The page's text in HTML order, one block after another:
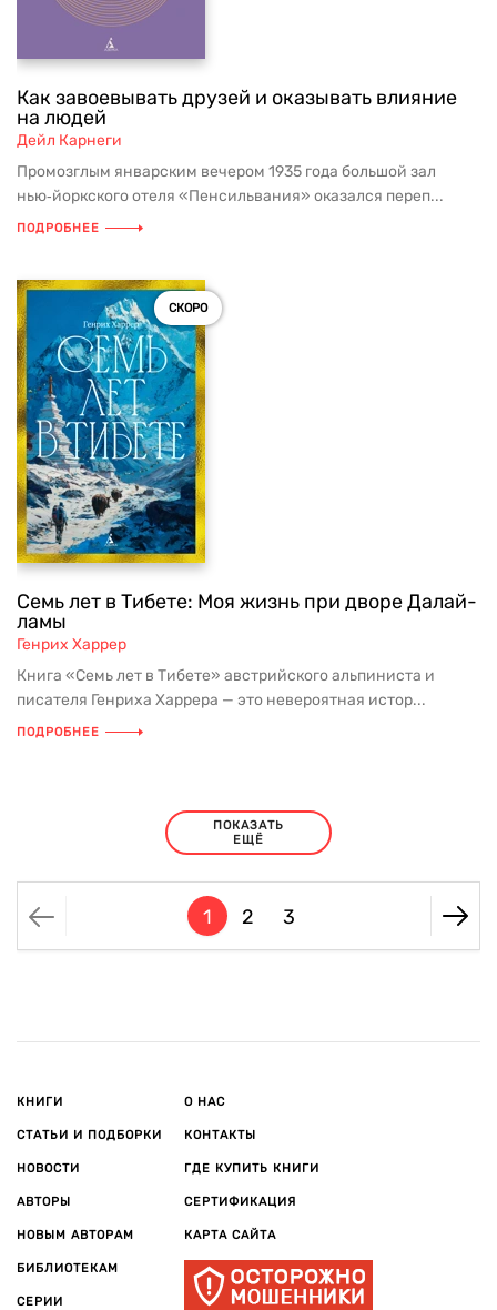
Как завоевывать друзей и оказывать влияние
на людей
Дейл Карнеги
Промозглым январским вечером 1935 года большой зал
нью‑йоркского отеля «Пенсильвания» оказался переп...
ПОДРОБНЕЕ
СКОРО
Семь лет в Тибете: Моя жизнь при дворе Далай-
ламы
Генрих Харрер
Книга «Семь лет в Тибете» австрийского альпиниста и
писателя Генриха Харрера — это невероятная истор...
ПОДРОБНЕЕ
ПОКАЗАТЬ
ЕЩЁ
1 2 3
КНИГИ
СТАТЬИ И ПОДБОРКИ
НОВОСТИ
АВТОРЫ
НОВЫМ АВТОРАМ
БИБЛИОТЕКАМ
СЕРИИ
О НАС
КОНТАКТЫ
ГДЕ КУПИТЬ КНИГИ
СЕРТИФИКАЦИЯ
КАРТА САЙТА